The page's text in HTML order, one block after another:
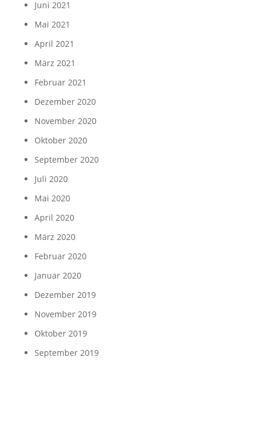
Juni 2021
Mai 2021
April 2021
März 2021
Februar 2021
Dezember 2020
November 2020
Oktober 2020
September 2020
Juli 2020
Mai 2020
April 2020
März 2020
Februar 2020
Januar 2020
Dezember 2019
November 2019
Oktober 2019
September 2019